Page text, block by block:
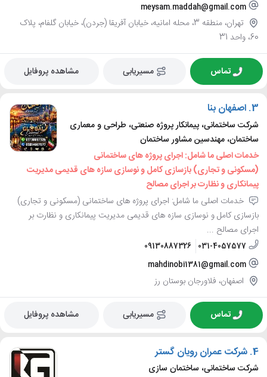
meysam.maddah@gmail.com
تهران، منطقه 3، محله امانیه، خیابان آفریقا (جردن)، خیابان گلفام، پلاک
60، واحد 31
تماس مسیریابی مشاهده پروفایل
3. اصفهان بنا
شرکت ساختمانی، پیمانکار پروژه صنعتی، طراحی و معماری
ساختمان، مهندسین مشاور ساختمان
خدمات اصلی ما شامل: اجرای پروژه های ساختمانی
(مسکونی و تجاری) بازسازی کامل و نوسازی سازه های قدیمی مدیریت
پیمانکاری و نظارت بر اجرای مصالح
خدمات اصلی ما شامل: اجرای پروژه های ساختمانی (مسکونی و تجاری)
بازسازی کامل و نوسازی سازه های قدیمی مدیریت پیمانکاری و نظارت بر
اجرای مصالح ...
031-4057577
09130887326
mahdinobi1381@gmail.com
اصفهان، فلاورجان بوستان رز
تماس مسیریابی مشاهده پروفایل
4. شرکت عمران رویان گستر
شرکت ساختمانی، ساختمان سازی